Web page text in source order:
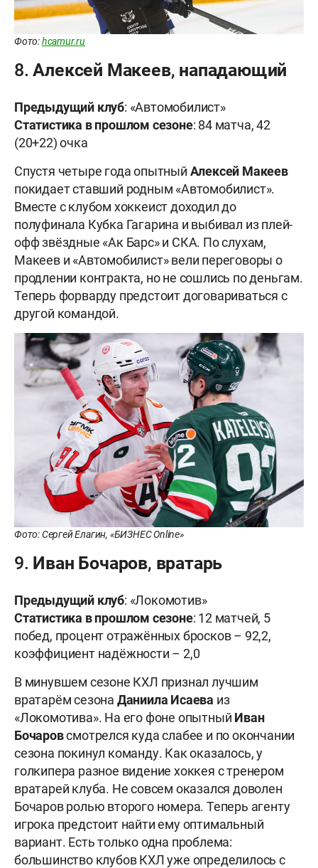
Фото:hcamur.ru
8. Алексей Макеев, нападающий
Предыдущий клуб: «Автомобилист»
Статистика в прошлом сезоне: 84 матча, 42
(20+22) очка
Спустя четыре года опытный Алексей Макеев
покидает ставший родным «Автомобилист».
Вместе с клубом хоккеист доходил до
полуфинала Кубка Гагарина и выбивал из плей-
офф звёздные «Ак Барс» и СКА. По слухам,
Макеев и «Автомобилист» вели переговоры о
продлении контракта, но не сошлись по деньгам.
Теперь форварду предстоит договариваться с
другой командой.
Фото: Сергей Елагин, «БИЗНЕС Online»
9. Иван Бочаров, вратарь
Предыдущий клуб: «Локомотив»
Статистика в прошлом сезоне: 12 матчей, 5
побед, процент отражённых бросков – 92,2,
коэффициент надёжности – 2,0
В минувшем сезоне КХЛ признал лучшим
вратарём сезона Даниила Исаева из
«Локомотива». На его фоне опытный Иван
Бочаровсмотрелся куда слабее и по окончании
сезона покинул команду. Как оказалось, у
голкипера разное видение хоккея с тренером
вратарей клуба. Не совсем оказался доволен
Бочаров ролью второго номера. Теперь агенту
игрока предстоит найти ему оптимальный
вариант. Есть только одна проблема:
большинство клубов КХЛ уже определилось с